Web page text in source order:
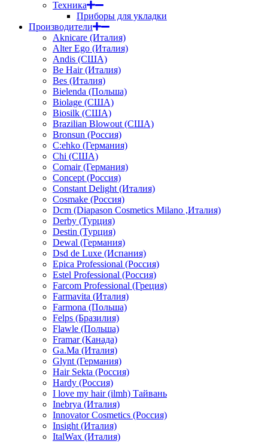
Техника
Приборы для укладки
Производители
Aknicare (Италия)
Alter Ego (Италия)
Andis (США)
Be Hair (Италия)
Bes (Италия)
Bielenda (Польша)
Biolage (США)
Biosilk (США)
Brazilian Blowout (США)
Bronsun (Россия)
C:ehko (Германия)
Chi (США)
Comair (Германия)
Concept (Россия)
Constant Delight (Италия)
Cosmake (Россия)
Dcm (Diapason Cosmetics Milano ,Италия)
Derby (Турция)
Destin (Турция)
Dewal (Германия)
Dsd de Luxe (Испания)
Epica Professional (Россия)
Estel Professional (Россия)
Farcom Professional (Греция)
Farmavita (Италия)
Farmona (Польша)
Felps (Бразилия)
Flawle (Польша)
Framar (Канада)
Ga.Ma (Италия)
Glynt (Германия)
Hair Sekta (Россия)
Hardy (Россия)
I love my hair (ilmh) Тайвань
Inebrya (Италия)
Innovator Cosmetics (Россия)
Insight (Италия)
ItalWax (Италия)